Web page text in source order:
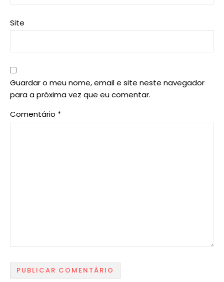
Site
Guardar o meu nome, email e site neste navegador
para a próxima vez que eu comentar.
Comentário *